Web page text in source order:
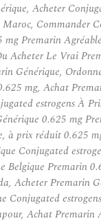
Acheter
Premarin
Acheter Le Vrai
Générique,
mg, Achat
estrogens À
0.625 mg
à prix réduit 0.625
Conjugated
Premarin
Acheter Premarin
Achat